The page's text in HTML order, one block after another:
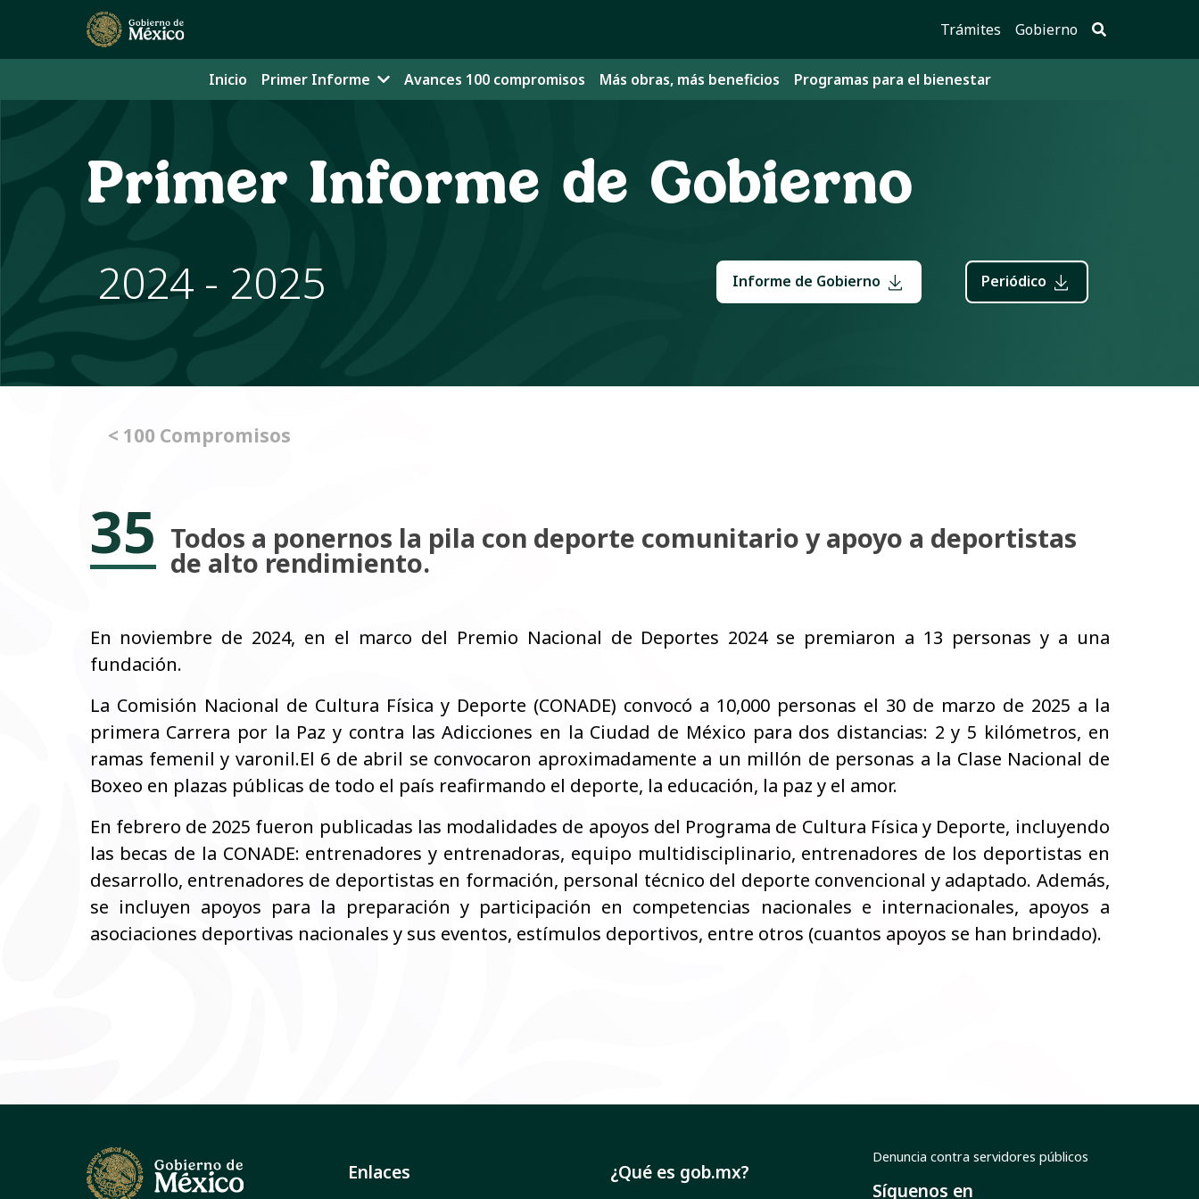
Trámites Gobierno
Inicio Primer Informe Avances 100 compromisos Más obras, más beneficios Programas para el bienestar
Primer Informe de Gobierno
2024 - 2025 Informe de Gobierno Periódico
< 100 Compromisos
35 Todos a ponernos la pila con deporte comunitario y apoyo a deportistas
de alto rendimiento.
En noviembre de 2024, en el marco del Premio Nacional de Deportes 2024 se premiaron a 13 personas y a una
fundación.
La Comisión Nacional de Cultura Física y Deporte (CONADE) convocó a 10,000 personas el 30 de marzo de 2025 a la
primera Carrera por la Paz y contra las Adicciones en la Ciudad de México para dos distancias: 2 y 5 kilómetros, en
ramas femenil y varonil.El 6 de abril se convocaron aproximadamente a un millón de personas a la Clase Nacional de
Boxeo en plazas públicas de todo el país reafirmando el deporte, la educación, la paz y el amor.
En febrero de 2025 fueron publicadas las modalidades de apoyos del Programa de Cultura Física y Deporte, incluyendo
las becas de la CONADE: entrenadores y entrenadoras, equipo multidisciplinario, entrenadores de los deportistas en
desarrollo, entrenadores de deportistas en formación, personal técnico del deporte convencional y adaptado. Además,
se incluyen apoyos para la preparación y participación en competencias nacionales e internacionales, apoyos a
asociaciones deportivas nacionales y sus eventos, estímulos deportivos, entre otros (cuantos apoyos se han brindado).
Enlaces ¿Qué es gob.mx?
Denuncia contra servidores públicos
Síguenos en